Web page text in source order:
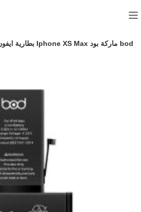
بطارية ايفون اكس اس ماكس Iphone XS Max ماركة بود bod